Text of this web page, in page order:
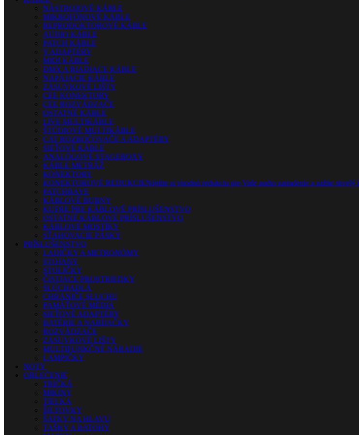
NÁSTROJOVÉ KÁBLE
MIKROFÓNOVÉ KÁBLE
REPRODUKTOROVÉ KÁBLE
AUDIO KÁBLE
PATCH KÁBLE
Y ADAPTÉRY
MIDI KÁBLE
DMX A RIADIACE KÁBLE
NAPÁJACIE KÁBLE
ZÁSUVKOVÉ LIŠTY
CEE KONEKTORY
CEE ROZVÁDZAČE
OSTATNÉ KÁBLE
LIVE MULTIKÁBLE
ŠTÚDIOVÉ MULTIKÁBLE
CAT ROZBOČOVAČE A ADAPTÉRY
SIEŤOVÉ KÁBLE
ANALÓGOVÉ STAGEBOXY
KÁBLE METRÁŽ
KONEKTORY
KONEKTOROVÉ REDUKCIENájdite si vhodnú redukciu pre Vaše audio zariadenie a zažite
PATCHBAYE
KÁBLOVÉ BUBNY
KUFRE PRE KÁBLOVÉ PRÍSLUŠENSTVO
OSTATNÉ KÁBLOVÉ PRÍSLUŠENSTVO
KÁBLOVÉ MOSTÍKY
SŤAHOVACIE PÁSKY
PRÍSLUŠENSTVO
LADIČKY A METRONÓMY
STOJANY
STOLIČKY
ČISTIACE PROSTRIEDKY
SLÚCHADLÁ
CHRÁNIČE SLUCHU
PAMÄŤOVÉ MÉDIÁ
SIEŤOVÉ ADAPTÉRY
BATÉRIE A NABÍJAČKY
ROZVÁDZAČE
ZÁSUVKOVÉ LIŠTY
MULTIFUNKČNÉ NÁRADIE
LAMPIČKY
NOTY
OBLEČENIE
TRIČKÁ
MIKINY
TIELKA
ŠILTOVKY
ŠATKY NA HLAVU
TAŠKY A BATOHY